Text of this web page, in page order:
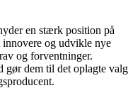
en stærk position på
og udvikle nye
og forventninger.
gør dem til det oplagte valg